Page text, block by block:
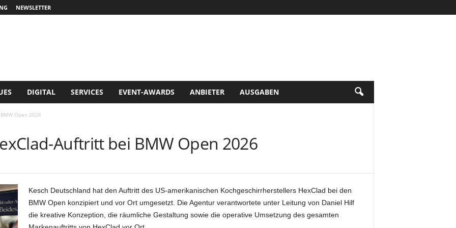
NEWSLETTER
DIGITAL SERVICES EVENT-AWARDS ANBIETER AUSGABEN
Open 2026
Auftritt bei BMW Open 2026
Kesch Deutschland hat den Auftritt des US-amerikanischen Kochgeschirrherstellers HexClad bei den
BMW Open konzipiert und vor Ort umgesetzt. Die Agentur verantwortete unter Leitung von Daniel Hilf
die kreative Konzeption, die räumliche Gestaltung sowie die operative Umsetzung des gesamten